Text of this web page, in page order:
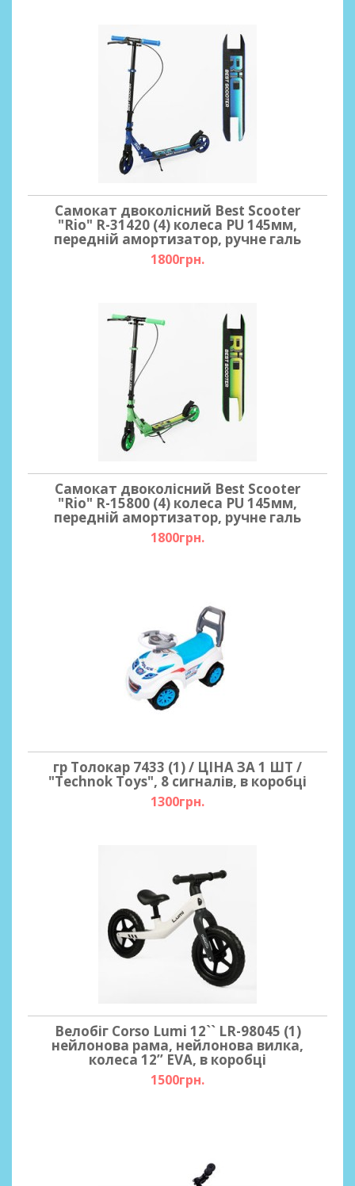
Самокат двоколісний Best Scooter
"Rio" R-31420 (4) колеса PU 145мм,
передній амортизатор, ручне галь
1800грн.
Самокат двоколісний Best Scooter
"Rio" R-15800 (4) колеса PU 145мм,
передній амортизатор, ручне галь
1800грн.
гр Толокар 7433 (1) / ЦІНА ЗА 1 ШТ /
"Technok Toys", 8 сигналів, в коробці
1300грн.
Велобіг Corso Lumi 12`` LR-98045 (1)
нейлонова рама, нейлонова вилка,
колеса 12’’ EVA, в коробці
1500грн.